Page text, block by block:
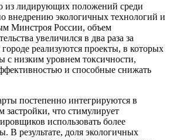
из лидирующих положений среди
внедрению экологичных технологий и
Минстроя России, объем
увеличился в два раза за
реализуются проекты, в которых
с низким уровнем токсичности,
и способные снижать
постепенно интегрируются в
застройки, что стимулирует
использовать более
В результате, доля экологичных